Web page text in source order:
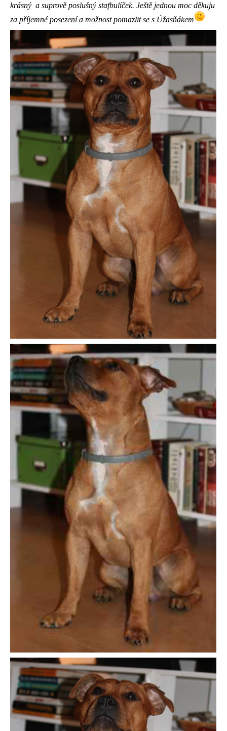
krásný a suprově poslušný stafbulíček. Ještě jednou moc děkuju
za příjemné posezení a možnost pomazlit se s Úžasňákem